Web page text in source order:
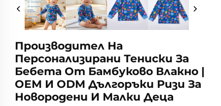
Производител На
Персонализирани Тениски За
Бебета От Бамбуково Влакно |
OEM И ODM Дългоръки Ризи За
Новородени И Малки Деца